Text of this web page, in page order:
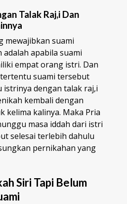
Talak Raj,i Dan
mewajibkan suami
adalah apabila suami
empat orang istri. Dan
suami tersebut
istrinya dengan talak raj,i
kembali dengan
kelima kalinya. Maka Pria
masa iddah dari istri
selesai terlebih dahulu
pernikahan yang
Siri Tapi Belum